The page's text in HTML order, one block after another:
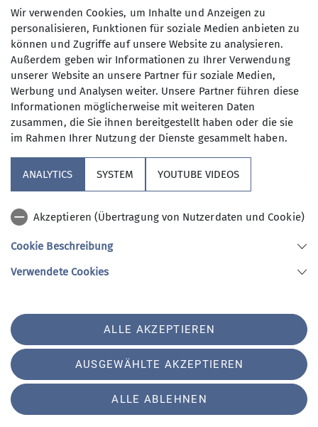
Ferienprogramm Klettern 2024
07.09.2024
Auch heuer gab es am 07.09 wieder das
Wir verwenden Cookies, um Inhalte und Anzeigen zu
personalisieren, Funktionen für soziale Medien anbieten zu
können und Zugriffe auf unsere Website zu analysieren.
Außerdem geben wir Informationen zu Ihrer Verwendung
unserer Website an unsere Partner für soziale Medien,
Werbung und Analysen weiter. Unsere Partner führen diese
Informationen möglicherweise mit weiteren Daten
zusammen, die Sie ihnen bereitgestellt haben oder die sie
im Rahmen Ihrer Nutzung der Dienste gesammelt haben.
ANALYTICS SYSTEM YOUTUBE VIDEOS
Akzeptieren (Übertragung von Nutzerdaten und Cookie)
Cookie Beschreibung
Verwendete Cookies
ALLE AKZEPTIEREN
AUSGEWÄHLTE AKZEPTIEREN
ALLE ABLEHNEN